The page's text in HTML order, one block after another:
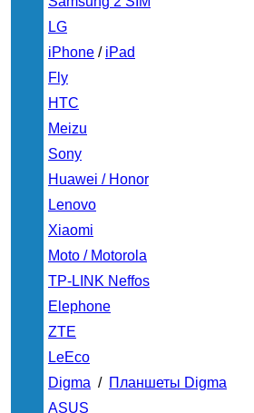
LG
iPhone / iPad
Fly
HTC
Meizu
Sony
Huawei / Honor
Lenovo
Xiaomi
Moto / Motorola
TP-LINK Neffos
Elephone
ZTE
LeEco
Digma / Планшеты Digma
ASUS